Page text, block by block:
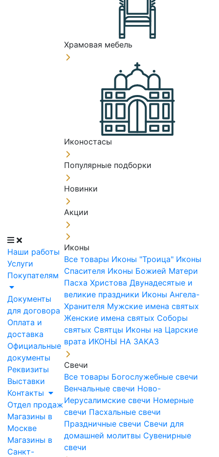
Наши работы
Услуги
Покупателям
Документы
для договора
Оплата и
доставка
Официальные
документы
Реквизиты
Выставки
Контакты
Отдел продаж
Магазины в
Москве
Магазины в
Санкт-
Храмовая мебель
Иконостасы
Популярные подборки
Новинки
Акции
Иконы
Все товары Иконы "Троица" Иконы
Спасителя Иконы Божией Матери
Пасха Христова Двунадесятые и
великие праздники Иконы Ангела-
Хранителя Мужские имена святых
Женские имена святых Соборы
святых Святцы Иконы на Царские
врата ИКОНЫ НА ЗАКАЗ
Свечи
Все товары Богослужебные свечи
Венчальные свечи Ново-
Иерусалимские свечи Номерные
свечи Пасхальные свечи
Праздничные свечи Свечи для
домашней молитвы Сувенирные
свечи